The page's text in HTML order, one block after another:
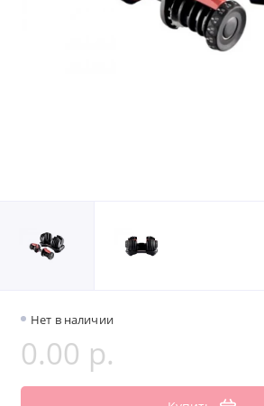
Нет в наличии
0.00 р.